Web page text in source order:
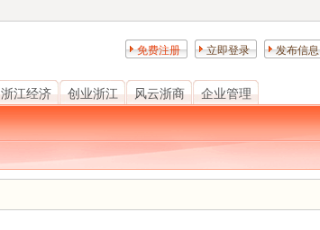
免费注册 立即登录 发布信息
浙江经济 创业浙江 风云浙商 企业管理